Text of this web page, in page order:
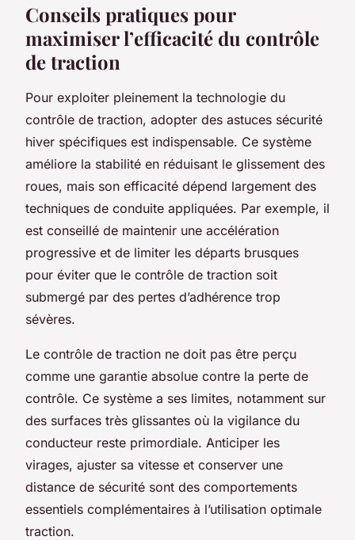
Conseils pratiques pour
maximiser l’efficacité du contrôle
de traction
Pour exploiter pleinement la technologie du
contrôle de traction, adopter des astuces sécurité
hiver spécifiques est indispensable. Ce système
améliore la stabilité en réduisant le glissement des
roues, mais son efficacité dépend largement des
techniques de conduite appliquées. Par exemple, il
est conseillé de maintenir une accélération
progressive et de limiter les départs brusques
pour éviter que le contrôle de traction soit
submergé par des pertes d’adhérence trop
sévères.
Le contrôle de traction ne doit pas être perçu
comme une garantie absolue contre la perte de
contrôle. Ce système a ses limites, notamment sur
des surfaces très glissantes où la vigilance du
conducteur reste primordiale. Anticiper les
virages, ajuster sa vitesse et conserver une
distance de sécurité sont des comportements
essentiels complémentaires à l’utilisation optimale
traction.